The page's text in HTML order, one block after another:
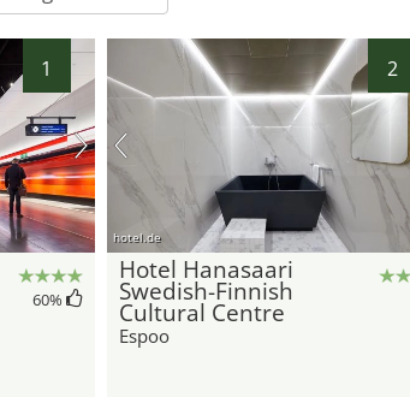
1
60%
2
hotel.de
Hotel Hanasaari
Swedish-Finnish
Cultural Centre
Espoo